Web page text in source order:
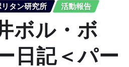
タン研究所 活動報告
ボル・ボ
日記＜パー